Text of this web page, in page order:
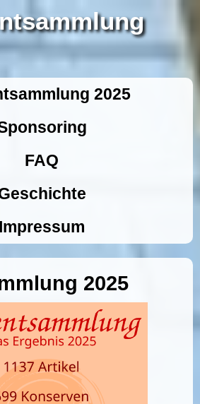
2025
FAQ
Impressum
2025